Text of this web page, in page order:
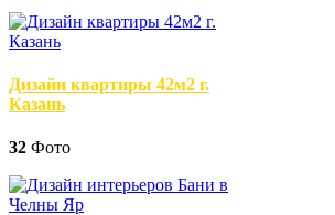
Дизайн квартиры 42м2 г.
Казань
32 Фото